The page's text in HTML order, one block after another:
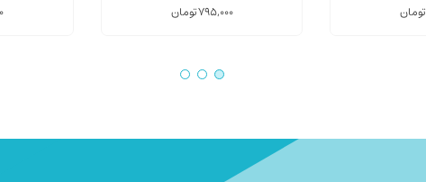
تومان 795,000تومان